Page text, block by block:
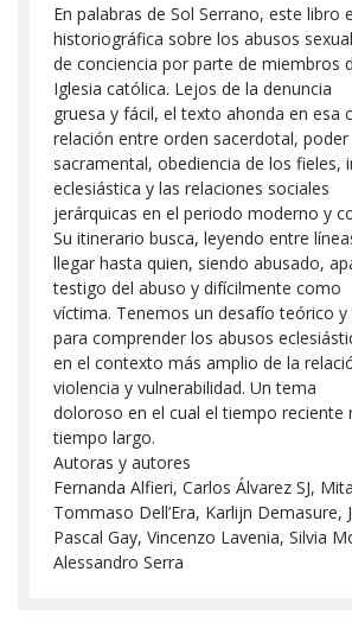
En palabras de Sol Serrano, este libro
historiográfica sobre los abusos
de conciencia por parte de miembros
Iglesia católica. Lejos de la denuncia
gruesa y fácil, el texto ahonda en esa
relación entre orden sacerdotal, poder
sacramental, obediencia de los fieles,
eclesiástica y las relaciones sociales
jerárquicas en el periodo moderno y
Su itinerario busca, leyendo entre
llegar hasta quien, siendo abusado,
testigo del abuso y difícilmente como
víctima. Tenemos un desafío teórico
para comprender los abusos
en el contexto más amplio de la
violencia y vulnerabilidad. Un tema
doloroso en el cual el tiempo reciente
tiempo largo.
Autoras y autores
Fernanda Alfieri, Carlos Álvarez SJ,
Tommaso Dell’Era, Karlijn Demasure,
Pascal Gay, Vincenzo Lavenia, Silvia
Alessandro Serra